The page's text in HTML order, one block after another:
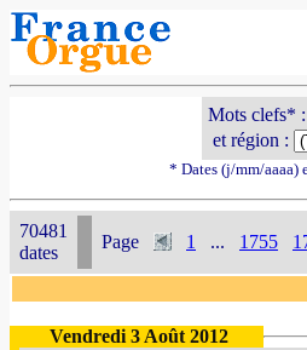
Mots clefs* :
et région :
* Dates (j/mm/aaaa)
70481
dates
Page 1 ... 1755
Vendredi 3 Août 2012